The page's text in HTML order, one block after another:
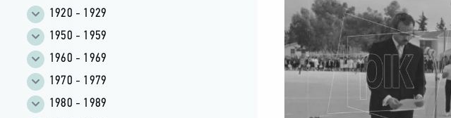
1920 - 1929
1950 - 1959
1960 - 1969
1970 - 1979
1980 - 1989